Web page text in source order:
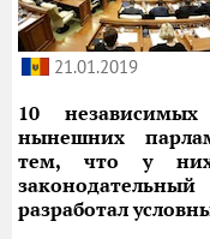
21.01.2019
10
нынешних
тем, что у
разработал